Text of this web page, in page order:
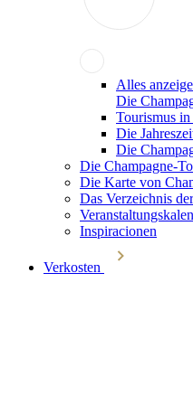
Alles
Die
Tourismus
Die
Die
Die Champagne-
Die Karte von
Das Verzeichnis
Inspiracionen
Verkosten